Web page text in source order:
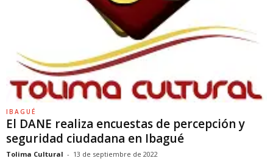
IBAGUÉ
El DANE realiza encuestas de percepción y
seguridad ciudadana en Ibagué
Tolima Cultural - 13 de septiembre de 2022